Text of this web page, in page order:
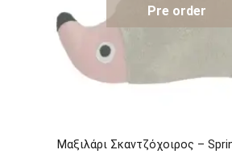
Pre order
Μαξιλάρι Σκαντζόχοιρος –